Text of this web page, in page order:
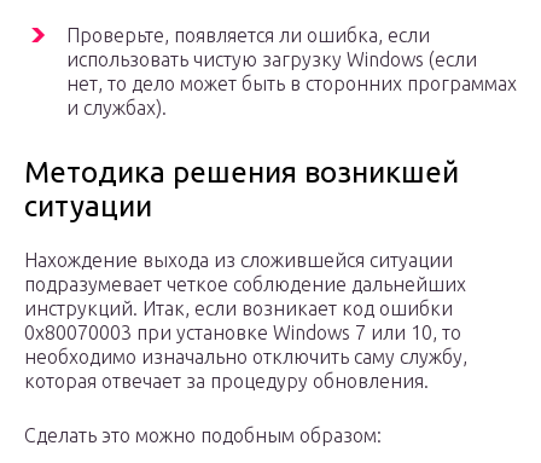
Проверьте, появляется ли ошибка, если
использовать чистую загрузку Windows (если
нет, то дело может быть в сторонних программах
и службах).
Методика решения возникшей
ситуации
Нахождение выхода из сложившейся ситуации
подразумевает четкое соблюдение дальнейших
инструкций. Итак, если возникает код ошибки
0x80070003 при установке Windows 7 или 10, то
необходимо изначально отключить саму службу,
которая отвечает за процедуру обновления.
Сделать это можно подобным образом: